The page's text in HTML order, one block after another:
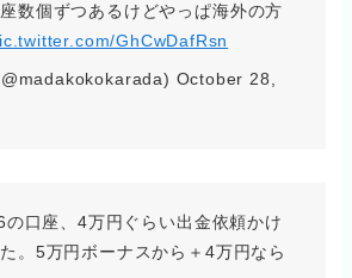
数個ずつあるけどやっぱ海外の方
GhCwDafRsn
October 28,
の口座、4万円ぐらい出金依頼かけ
。5万円ボーナスから＋4万円なら